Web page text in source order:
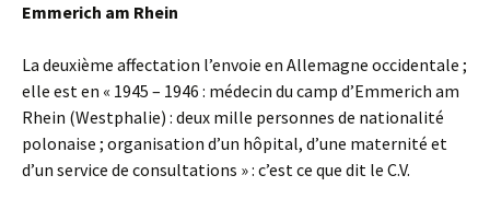
Emmerich am Rhein
La deuxième affectation l’envoie en Allemagne occidentale ;
elle est en « 1945 – 1946 : médecin du camp d’Emmerich am
Rhein (Westphalie) : deux mille personnes de nationalité
polonaise ; organisation d’un hôpital, d’une maternité et
d’un service de consultations » : c’est ce que dit le C.V.